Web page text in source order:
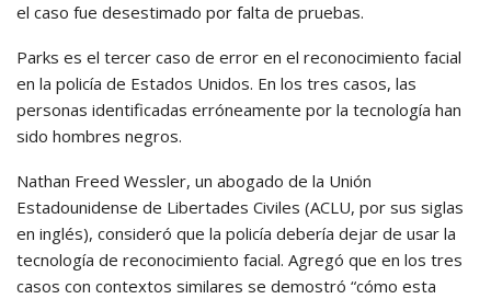
el caso fue desestimado por falta de pruebas.
Parks es el tercer caso de error en el reconocimiento facial
en la policía de Estados Unidos. En los tres casos, las
personas identificadas erróneamente por la tecnología han
sido hombres negros.
Nathan Freed Wessler, un abogado de la Unión
Estadounidense de Libertades Civiles (ACLU, por sus siglas
en inglés), consideró que la policía debería dejar de usar la
tecnología de reconocimiento facial. Agregó que en los tres
casos con contextos similares se demostró “cómo esta